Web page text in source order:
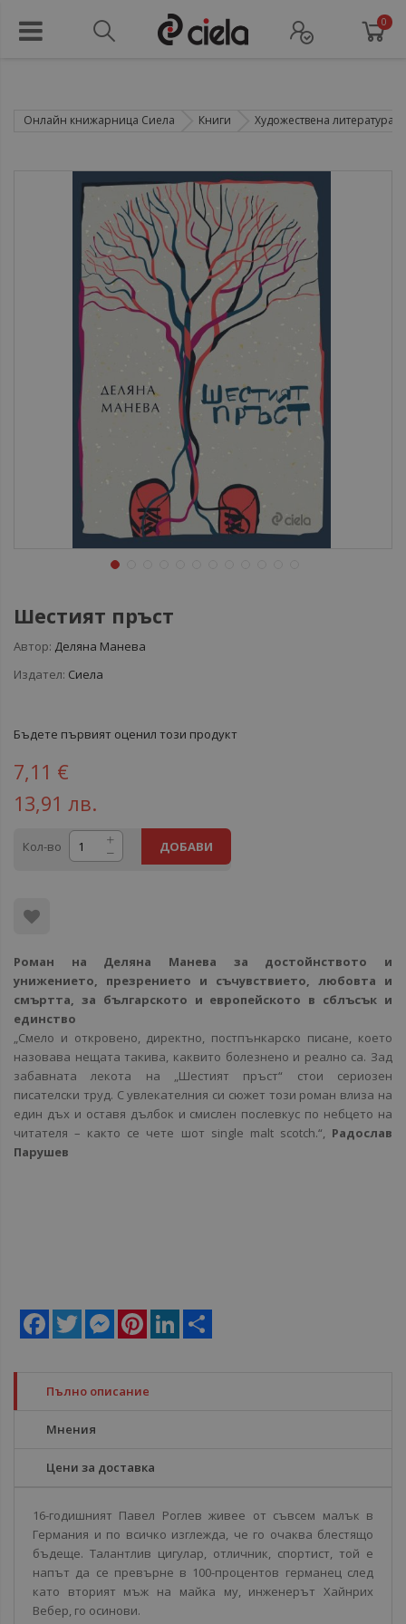
0
Онлайн книжарница Сиела Книги Художествена литература
Шестият пръст
Автор: Деляна Манева
Издател: Сиела
Бъдете първият оценил този продукт
7,11 €
13,91 лв.
Кол-во ДОБАВИ
Роман на Деляна Манева за достойнството и
унижението, презрението и съчувствието, любовта и
смъртта, за българското и европейското в сблъсък и
единство
„Смело и откровено, директно, постпънкарско писане, което
назовава нещата такива, каквито болезнено и реално са. Зад
забавната лекота на „Шестият пръст“ стои сериозен
писателски труд. С увлекателния си сюжет този роман влиза на
един дъх и оставя дълбок и смислен послевкус по небцето на
читателя – както се чете шот single malt scotch.“, Радослав
Парушев
Facebook
Twitter MessengerPinterestLinkedIn
Пълно описание
Мнения
Цени за доставка
16-годишният Павел Роглев живее от съвсем малък в
Германия и по всичко изглежда, че го очаква блестящо
бъдеще. Талантлив цигулар, отличник, спортист, той е
напът да се превърне в 100-процентов германец след
като вторият мъж на майка му, инженерът Хайнрих
Вебер, го осинови.